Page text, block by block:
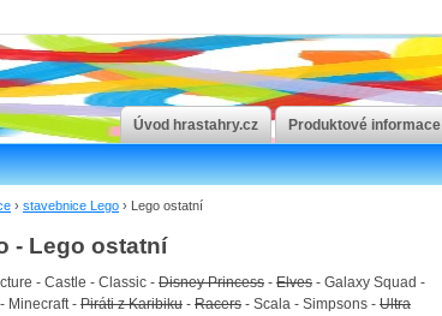
Úvod hrastahry.cz Produktové informace
› stavebnice Lego › Lego ostatní
- Lego ostatní
- Castle - Classic - Disney Princess - Elves - Galaxy Squad -
Minecraft - Piráti z Karibiku - Racers - Scala - Simpsons - Ultra